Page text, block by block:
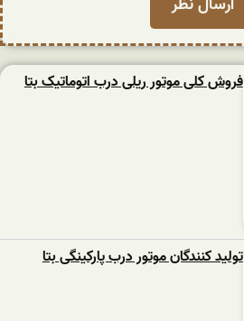
فروش کلی موتور ریلی درب اتوماتیک بتا
تولید کنندگان موتور درب پارکینگی بتا